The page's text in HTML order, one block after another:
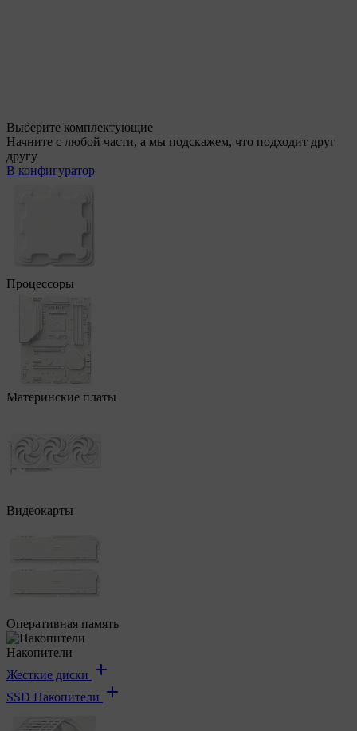
Выберите комплектующие
Начните с любой части, а мы подскажем, что подходит друг
другу
В конфигуратор
Процессоры
Материнские платы
Видеокарты
Оперативная память
Накопители
Жесткие диски
SSD Накопители